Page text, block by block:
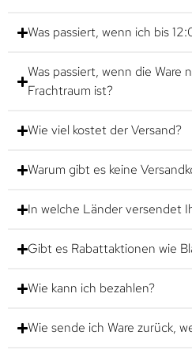
Was passiert, wenn ich bis
Was passiert, wenn die Ware
Frachtraum ist?
Wie viel kostet der Versand?
Warum gibt es keine
In welche Länder versendet
Gibt es Rabattaktionen wie
Wie kann ich bezahlen?
Wie sende ich Ware zurück,